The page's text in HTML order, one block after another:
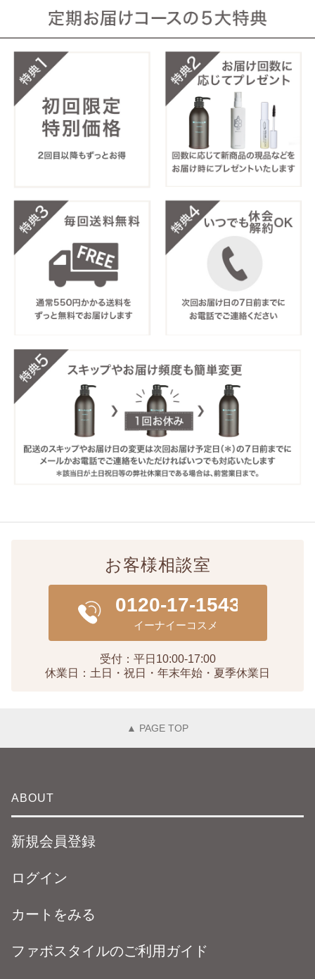
お客様相談室
受付：平日10:00-17:00
休業日：土日・祝日・年末年始・夏季休業日
▲ PAGE TOP
ABOUT
新規会員登録
ログイン
カートをみる
ファボスタイルのご利用ガイド